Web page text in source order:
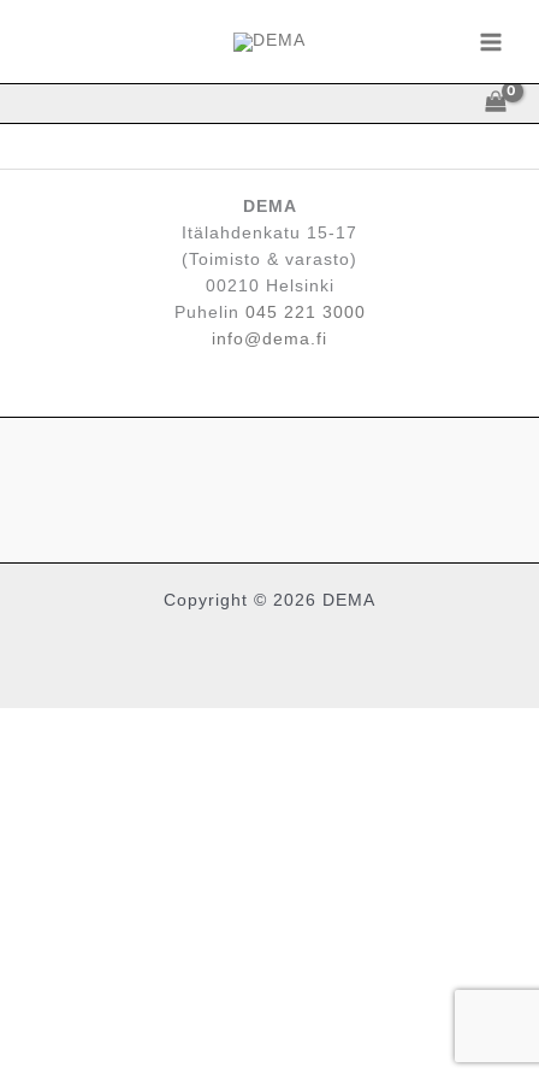
DEMA
Itälahdenkatu 15-17
(Toimisto & varasto)
00210 Helsinki
Puhelin 045 221 3000
info@dema.fi
Copyright © 2026 DEMA